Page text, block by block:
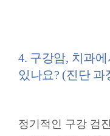
4. 구강암, 치과
있나요? (진단 과
정기적인 구강 검